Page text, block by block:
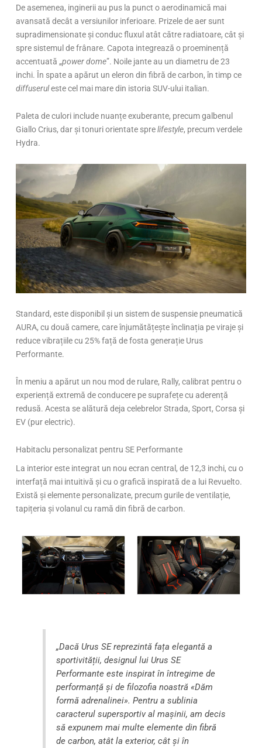
De asemenea, inginerii au pus la punct o aerodinamică mai
avansată decât a versiunilor inferioare. Prizele de aer sunt
supradimensionate și conduc fluxul atât către radiatoare, cât și
spre sistemul de frânare. Capota integrează o proeminență
accentuată „power dome”. Noile jante au un diametru de 23
inchi. În spate a apărut un eleron din fibră de carbon, în timp ce
diffuseruleste cel mai mare din istoria SUV-ului italian.
Paleta de culori include nuanțe exuberante, precum galbenul
Giallo Crius, dar și tonuri orientate sprelifestyle, precum verdele
Hydra.
Standard, este disponibil și un sistem de suspensie pneumatică
AURA, cu două camere, care înjumătățește înclinația pe viraje și
reduce vibrațiile cu 25% față de fosta generație Urus
Performante.
În meniu a apărut un nou mod de rulare, Rally, calibrat pentru o
experiență extremă de conducere pe suprafețe cu aderență
redusă. Acesta se alătură deja celebrelor Strada, Sport, Corsa și
EV (pur electric).
Habitaclu personalizat pentru SE Performante
La interior este integrat un nou ecran central, de 12,3 inchi, cu o
interfață mai intuitivă și cu o grafică inspirată de a lui Revuelto.
Există și elemente personalizate, precum gurile de ventilație,
tapițeria și volanul cu ramă din fibră de carbon.
„Dacă Urus SE reprezintă fața elegantă a
sportivității, designul lui Urus SE
Performante este inspirat în întregime de
performanță și de filozofia noastră «Dăm
formă adrenalinei». Pentru a sublinia
caracterul supersportiv al mașinii, am decis
să expunem mai multe elemente din fibră
de carbon, atât la exterior, cât și în